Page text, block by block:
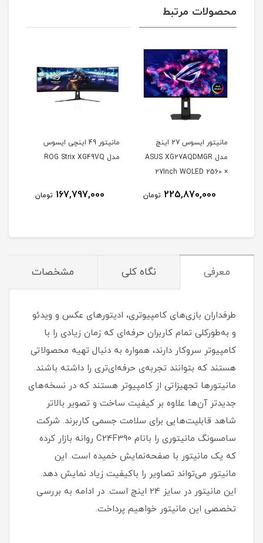
محصولات مرتبط
مانیتور ایسوس 27 اینچ
مدل ASUS XG27AQDMGR
27Inch WOLED 2560 ×
250Nits Matte ROG OLED
225,870,000 تومان
مانیتور 49 اینچی ایسوس
مدل ROG Strix XG49VQ
167,797,000 تومان
معرفی نگاه کلی مشخصات
طرفداران بازی‌های کامپیوتری، ادیتورهای عکس و ویدئو
و به‌طورکلی تمام کاربران حرفه‌ای که زمان زیادی را با
کامپیوتر سروکار دارند، همواره به دنبال تهیه محصولاتی
هستند که بتوانند تجربه‌ی حرفه‌ای‌تری را داشته باشند.
مانیتورها تجهیزاتی از کامپیوتر هستند که در نسخه‌های
جدیدتر آن‌ها علاوه بر کیفیت ساخت و تصویر بالاتر
شاهد قابلیت‌هایی برای سلامت جسمی کاربرند. شرکت
سامسونگ مانیتوری را بانام C24F390 روانه بازار کرده
که یک مانیتور با صفحه‌نمایش خمیده است. این
مانیتور می‌تواند تصاویر را باکیفیت زیاد نمایش دهد.
این مانیتور در سایز 24 اینچ است. در ادامه به بررسی
تخصصی این مانیتور خواهیم پرداخت.